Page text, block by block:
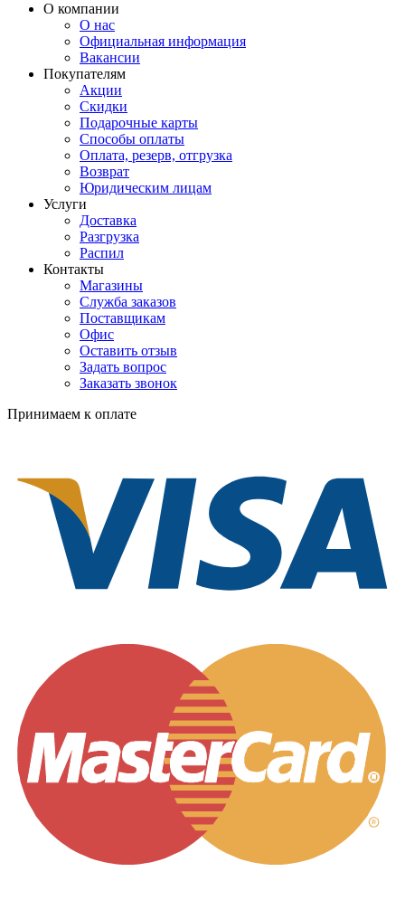
О компании
О нас
Официальная информация
Вакансии
Покупателям
Акции
Скидки
Подарочные карты
Способы оплаты
Оплата, резерв, отгрузка
Возврат
Юридическим лицам
Услуги
Доставка
Разгрузка
Распил
Контакты
Магазины
Служба заказов
Поставщикам
Офис
Оставить отзыв
Задать вопрос
Заказать звонок
Принимаем к оплате